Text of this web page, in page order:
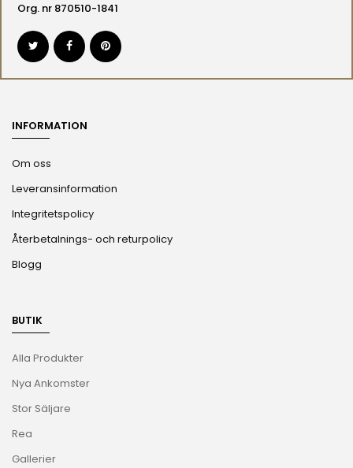
Org. nr 870510-1841
INFORMATION
Om oss
Leveransinformation
Integritetspolicy
Återbetalnings- och returpolicy
Blogg
BUTIK
Alla Produkter
Nya Ankomster
Stor Säljare
Rea
Gallerier